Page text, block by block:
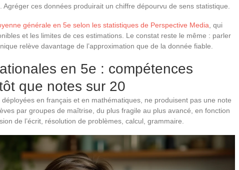
Agréger ces données produirait un chiffre dépourvu de sens statistique.
générale en 5e selon les statistiques de Perspective Media , qui
et les limites de ces estimations. Le constat reste le même : parler
relève davantage de l’approximation que de la donnée fiable.
en 5e : compétences
que notes sur 20
en français et en mathématiques, ne produisent pas une note
par groupes de maîtrise, du plus fragile au plus avancé, en fonction
de l’écrit, résolution de problèmes, calcul, grammaire.